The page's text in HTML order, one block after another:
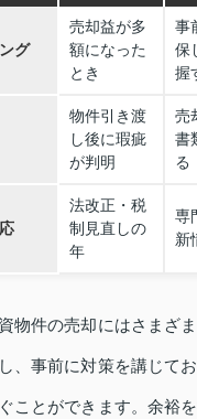
グ
売却益が多
額になった
とき
事
保
握
物件引き渡
し後に瑕疵
が判明
売
書
る
法改正・税
制見直しの
年
専
新
物件の売却にはさまざ
、事前に対策を講じて
ことができます。余裕